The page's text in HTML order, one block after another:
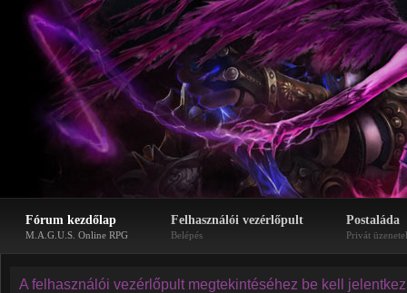
Fórum kezdőlap
M.A.G.U.S. Online RPG
Felhasználói vezérlőpult
Belépés
Postaláda
Privát
A felhasználói vezérlőpult megtekintéséhez be kell